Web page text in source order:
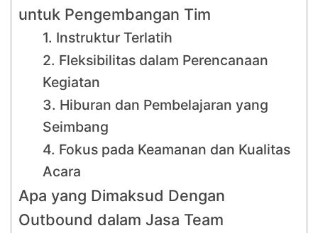
untuk Pengembangan Tim
1. Instruktur Terlatih
2. Fleksibilitas dalam Perencanaan
Kegiatan
3. Hiburan dan Pembelajaran yang
Seimbang
4. Fokus pada Keamanan dan Kualitas
Acara
Apa yang Dimaksud Dengan
Outbound dalam Jasa Team